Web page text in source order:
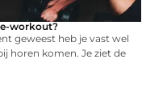
workout?
geweest heb je vast wel
horen komen. Je ziet de